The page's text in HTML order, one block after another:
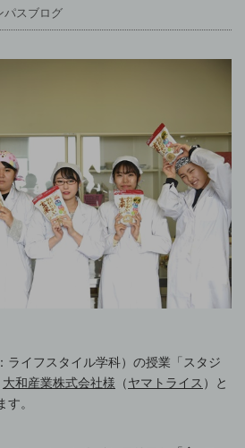
パスブログ
ライフスタイル学科）の授業「スタジ
大和産業株式会社様 （ヤマトライス ）と
。